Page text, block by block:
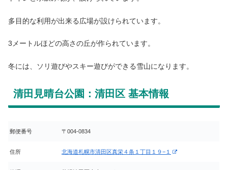
多目的な利用が出来る広場が設けられています。
3メートルほどの高さの丘が作られています。
冬には、ソリ遊びやスキー遊びができる雪山になります。
清田見晴台公園：清田区 基本情報
郵便番号 〒004-0834
住所 北海道札幌市清田区真栄４条１丁目１９−１